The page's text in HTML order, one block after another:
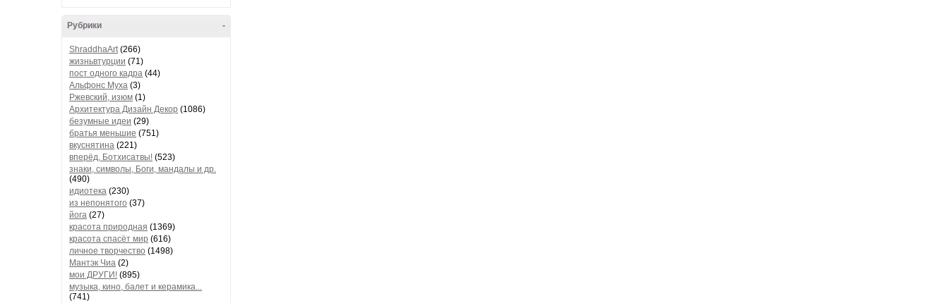
-
Рубрики
ShraddhaArt(266)
жизньвтурции (71)
пост одного кадра (44)
Альфонс Муха (3)
Ржевский, изюм (1)
Архитектура Дизайн Декор (1086)
безумные идеи (29)
братья меньшие (751)
вкуснятина (221)
вперёд, Ботхисатвы! (523)
знаки, символы, Боги, мандалы и др.
(490)
идиотека (230)
из непонятого (37)
йога (27)
красота природная (1369)
красота спасёт мир (616)
личное творчество (1498)
Мантэк Чиа (2)
мои ДРУГИ! (895)
музыка, кино, балет и керамика...
(741)